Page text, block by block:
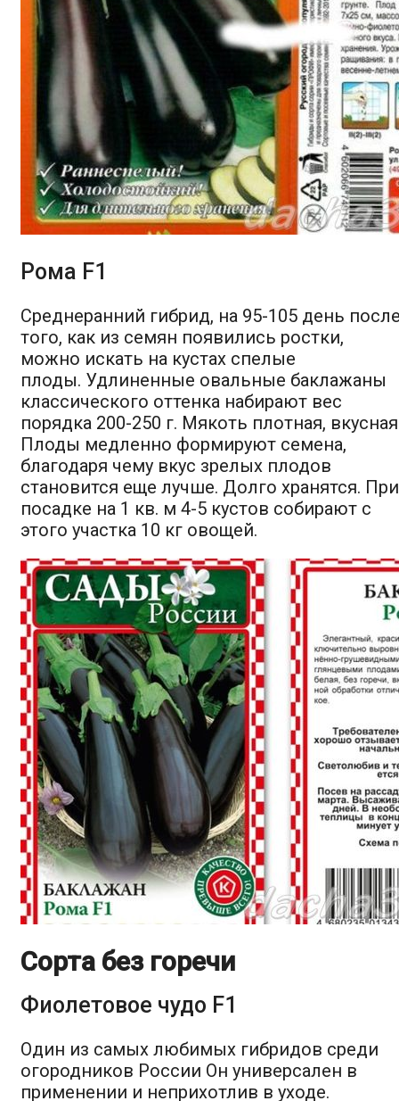
Рома F1
Среднеранний гибрид, на 95-105 день
того, как из семян появились ростки,
можно искать на кустах спелые
плоды. Удлиненные овальные баклажаны
классического оттенка набирают вес
порядка 200-250 г. Мякоть плотная,
Плоды медленно формируют семена,
благодаря чему вкус зрелых плодов
становится еще лучше. Долго хранятся. При
посадке на 1 кв. м 4-5 кустов собирают с
этого участка 10 кг овощей.
Сорта без горечи
Фиолетовое чудо F1
Один из самых любимых гибридов среди
огородников России Он универсален в
применении и неприхотлив в уходе.